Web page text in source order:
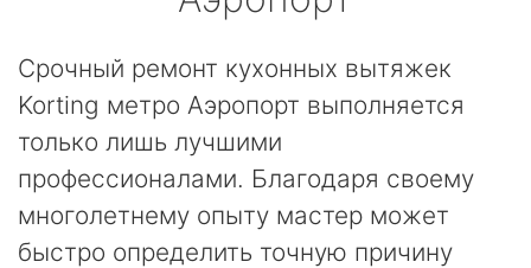
Срочный ремонт кухонных вытяжек
Korting метро Аэропорт выполняется
только лишь лучшими
профессионалами. Благодаря своему
многолетнему опыту мастер может
быстро определить точную причину